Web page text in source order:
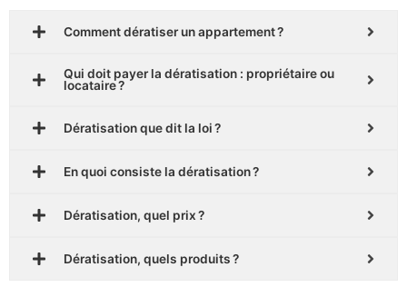
Comment dératiser un appartement ?
Qui doit payer la dératisation : propriétaire ou
locataire ?
Dératisation que dit la loi ?
En quoi consiste la dératisation ?
Dératisation, quel prix ?
Dératisation, quels produits ?